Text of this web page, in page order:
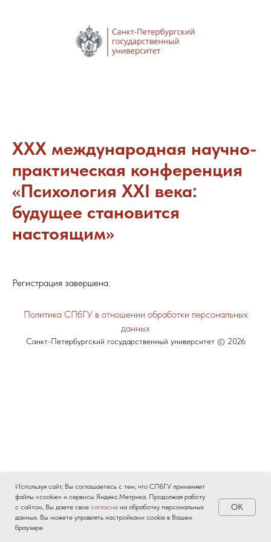
XXX международная научно-
практическая конференция
«Психология XXI века:
будущее становится
настоящим»
Регистрация завершена.
Используя сайт, Вы соглашаетесь с тем, что СПбГУ применяет
файлы «cookie» и сервисы Яндекс.Метрика. Продолжая работу
с сайтом, Вы даете свое согласие на обработку персональных
данных. Вы можете управлять настройками cookie в Вашем
браузере
OK
Политика СПбГУ в отношении обработки персональных
данных
Санкт-Петербургский государственный университет © 2026